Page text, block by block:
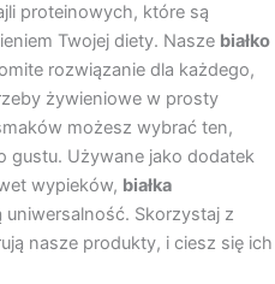
proteinowych, które są
Twojej diety. Nasze białko
rozwiązanie dla każdego,
żywieniowe w prosty
możesz wybrać ten,
gustu. Używane jako dodatek
wypieków, białka
uniwersalność. Skorzystaj z
nasze produkty, i ciesz się ich